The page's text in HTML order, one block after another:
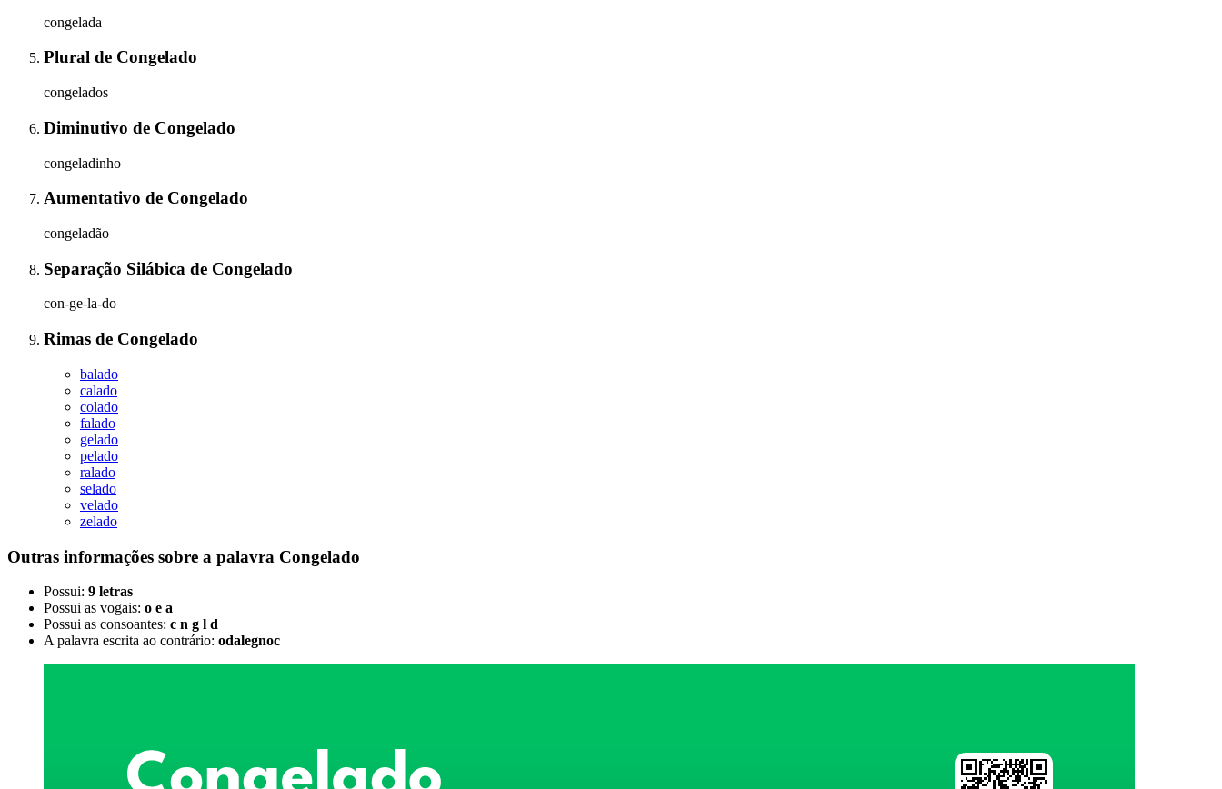
congelada
Plural de Congelado
congelados
Diminutivo de Congelado
congeladinho
Aumentativo de Congelado
congeladão
Separação Silábica de Congelado
con-ge-la-do
Rimas de Congelado
balado
calado
colado
falado
gelado
pelado
ralado
selado
velado
zelado
Outras informações sobre a palavra Congelado
Possui: 9 letras
Possui as vogais: o e a
Possui as consoantes: c n g l d
A palavra escrita ao contrário: odalegnoc